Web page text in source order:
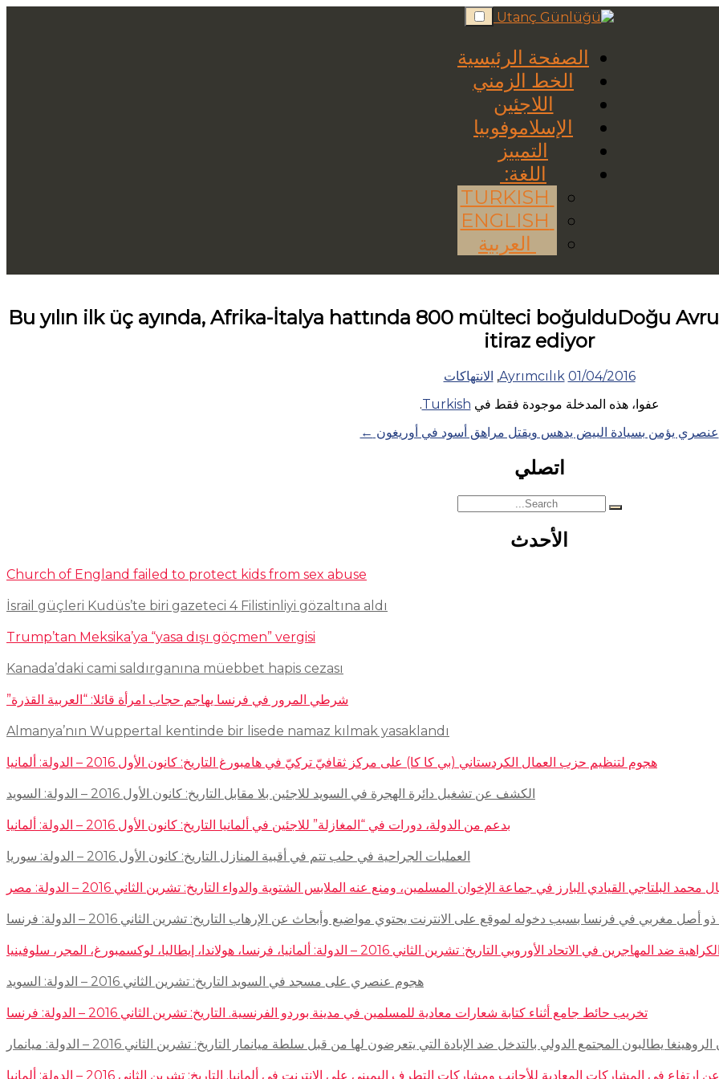
Skip
to
الصفحة الرئيسية
الخط الزمني
اللاجئين
الإسلاموفوبيا
التمييز
اللغة:
العربية
Bu yılın ilk üç ayında, Afrika-İtalya hattında 800 mülteci boğulduDoğu
itiraz ediyor
01/04/2016
Ayrımcılık
, الانتهاكات
عفوا، هذه المدخلة موجودة فقط في Turkish
.
عنصري يؤمن بسيادة البيض يدهس ويقتل مراهق أسود في أوريغون ←
اتصلي
Search
for:
الأحدث
Church of England failed to protect kids from sex abuse
İsrail güçleri Kudüs’te biri gazeteci 4 Filistinliyi gözaltına aldı
Trump’tan Meksika’ya “yasa dışı göçmen” vergisi
Kanada’daki cami saldırganına müebbet hapis cezası
شرطي المرور في فرنسا يهاجم حجاب امرأة قائلا: “العربية القذرة”
Almanya’nın Wuppertal kentinde bir lisede namaz kılmak yasaklandı
هجوم لتنظيم حزب العمال الكردستاني (بي كا كا) على مركز ثقافيّ تركيّ في هامبورغ التاريخ: كانون الأول 2016 – الدولة: ألمانيا
الكشف عن تشغيل دائرة الهجرة في السويد للاجئين بلا مقابل التاريخ: كانون الأول 2016 – الدولة: السويد
بدعم من الدولة، دورات في “المغازلة” للاجئين في ألمانيا التاريخ: كانون الأول 2016 – الدولة: ألمانيا
العمليات الجراحية في حلب تتم في أقبية المنازل التاريخ: كانون الأول 2016 – الدولة: سوريا
محمد البلتاجي القيادي البارز في جماعة الإخوان المسلمين، ومنع عنه الملابس الشتوية والدواء التاريخ: تشرين الثاني 2016 – الدولة: مصر
مغربي في فرنسا بسبب دخوله لموقع على الانترنت يحتوي مواضيع وأبحاث عن الإرهاب التاريخ: تشرين الثاني 2016 – الدولة: فرنسا
في الاتحاد الأوروبي التاريخ: تشرين الثاني 2016 – الدولة: ألمانيا، فرنسا، هولاندا، إيطاليا، لوكسمبورغ، المجر، سلوفينيا
هجوم عنصري على مسجد في السويد التاريخ: تشرين الثاني 2016 – الدولة: السويد
تخريب حائط جامع أثناء كتابة شعارات معادية للمسلمين في مدينة بوردو الفرنسية. التاريخ: تشرين الثاني 2016 – الدولة: فرنسا
يطالبون المجتمع الدولي بالتدخل ضد الإبادة التي يتعرضون لها من قبل سلطة ميانمار التاريخ: تشرين الثاني 2016 – الدولة: ميانمار
في المشاركات المعادية للأجانب ومشاركات التطرف اليميني على الانترنت في ألمانيا. التاريخ: تشرين الثاني 2016 – الدولة: ألمانيا